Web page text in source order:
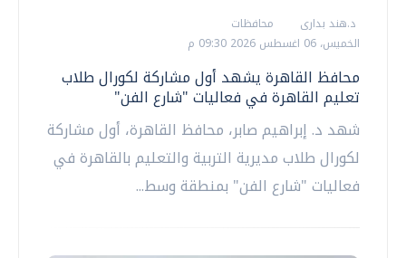
د.هند بدارى
محافظات
الخميس، 06 اغسطس 2026 09:30 م
محافظ القاهرة يشهد أول مشاركة لكورال طلاب
تعليم القاهرة في فعاليات "شارع الفن"
شهد د. إبراهيم صابر، محافظ القاهرة، أول مشاركة
لكورال طلاب مديرية التربية والتعليم بالقاهرة في
فعاليات "شارع الفن" بمنطقة وسط...